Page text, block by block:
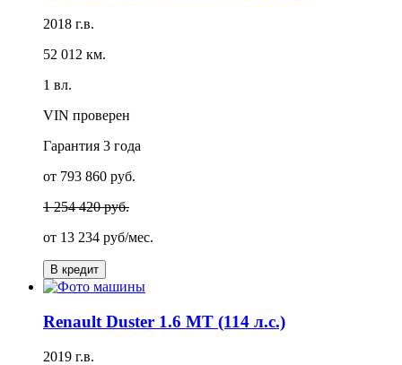
2018 г.в.
52 012 км.
1 вл.
VIN проверен
Гарантия 3 года
от 793 860 руб.
1 254 420 руб.
от 13 234 руб/мес.
В кредит
Renault Duster 1.6 MT (114 л.с.)
2019 г.в.